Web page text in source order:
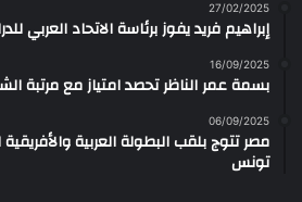
27/02/2025
إبراهيم فريد يفوز برئاسة الاتحاد العربي
16/09/2025
بسمة عمر الناظر تحصد امتياز مع مرتبة
06/09/2025
مصر تتوج بلقب البطولة العربية
تونس